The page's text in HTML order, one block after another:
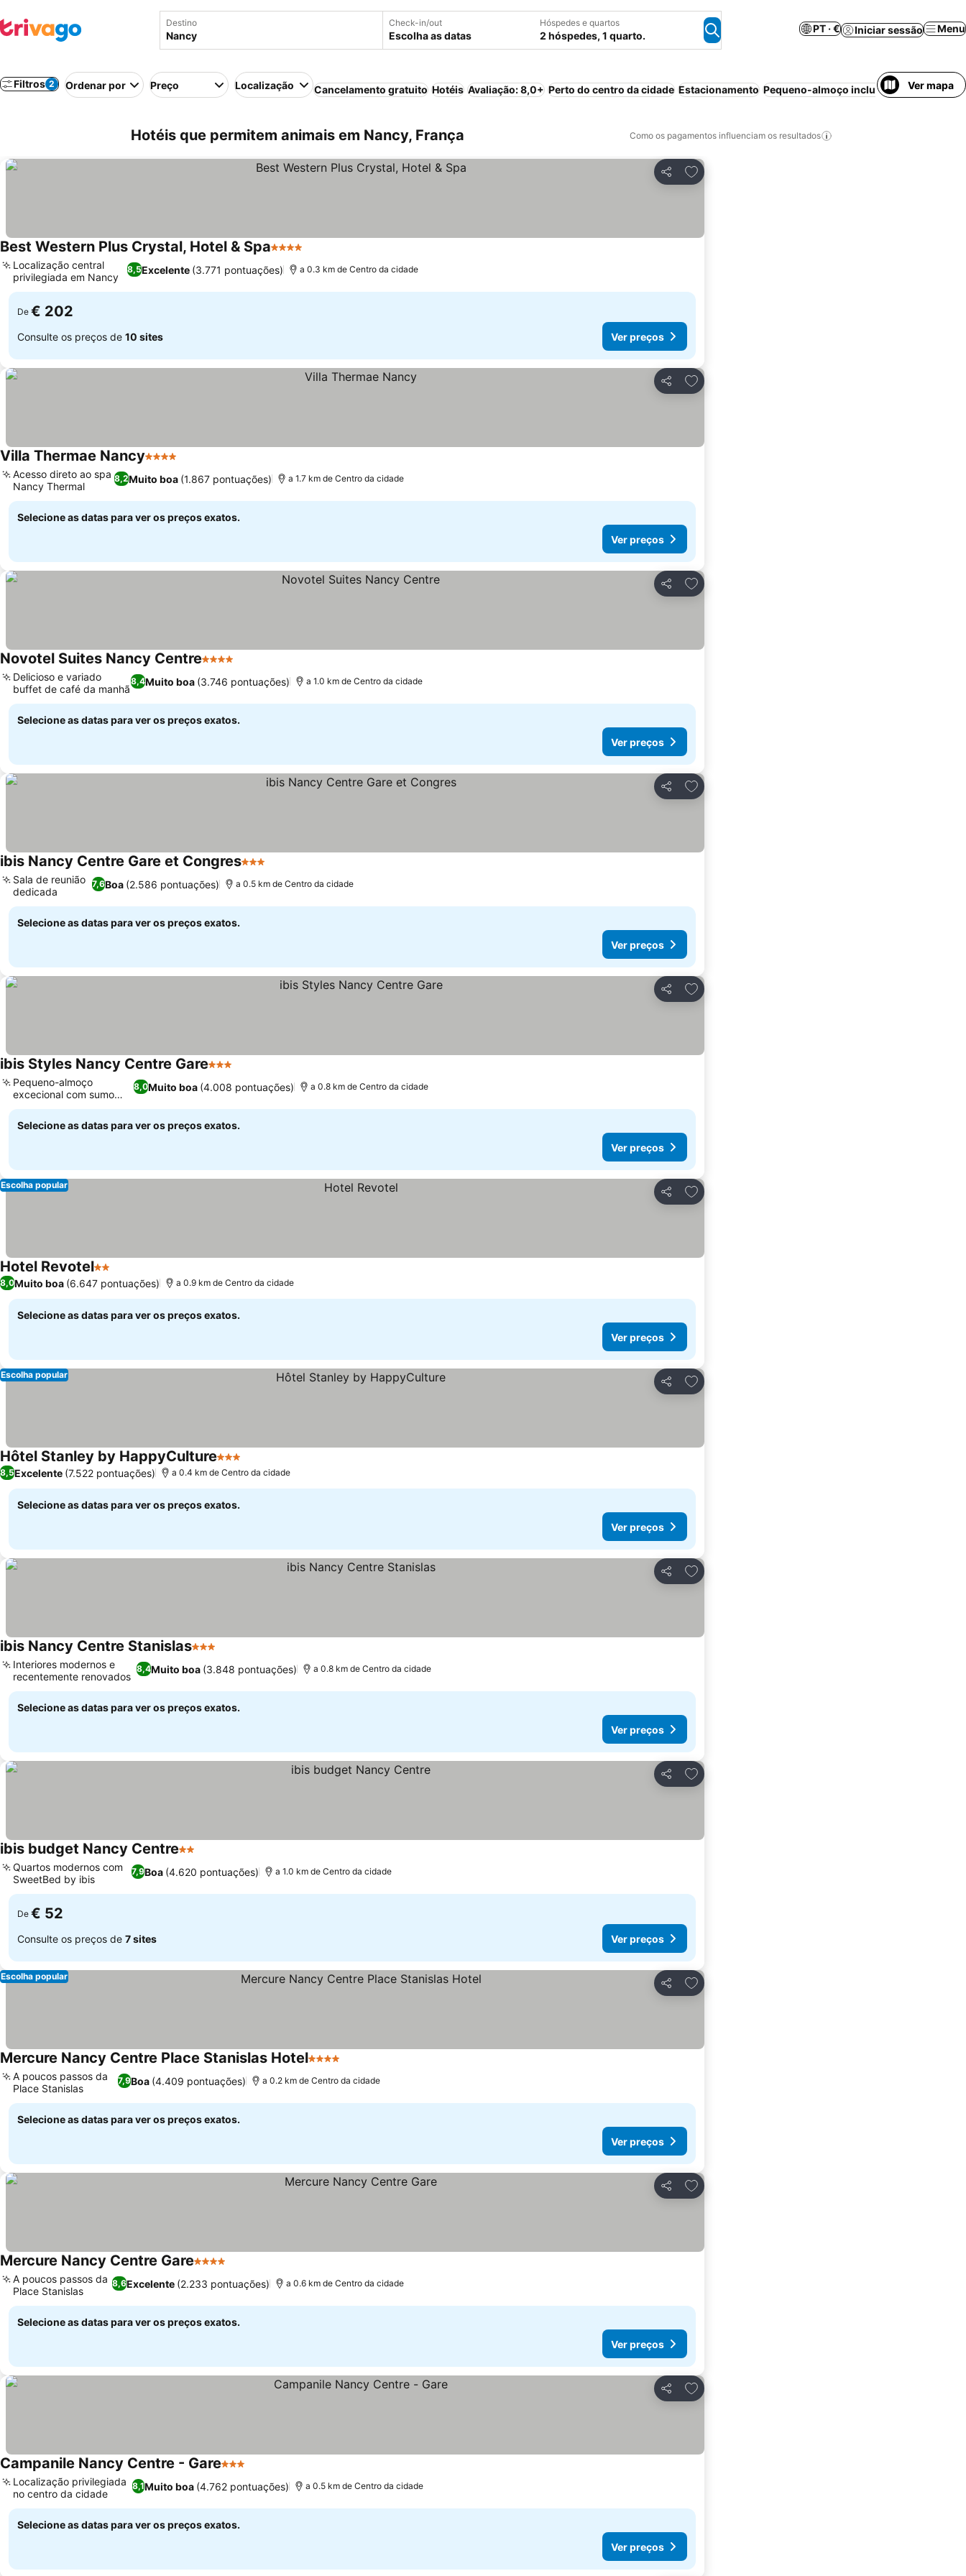
Destino Check-in/out
Escolha as datas
Hóspedes e quartos
2 hóspedes, 1 quarto.
PT · € Iniciar sessão Menu
Filtros 2 Ordenar por Preço Localização Cancelamento gratuito Hotéis Avaliação: 8,0+ Perto do centro da cidade Estacionamento Pequeno-almoço incluído Piscina Ar
Ver mapa
Hotéis que permitem animais em Nancy, França Como os pagamentos influenciam os resultados
Partilhar
Adicionar aos favoritos
Best Western Plus Crystal, Hotel & Spa4 Estrelas
8,5Excelente (3.771 pontuações)
Localização central
privilegiada em Nancy
a 0.3 km de Centro da cidade
De € 202
Consulte os preços de 10 sites Ver preços
Partilhar
Adicionar aos favoritos
Villa Thermae Nancy4 Estrelas
8,2Muito boa (1.867 pontuações)
Acesso direto ao spa
Nancy Thermal
a 1.7 km de Centro da cidade
Selecione as datas para ver os preços exatos.
Ver preços
Partilhar
Adicionar aos favoritos
Novotel Suites Nancy Centre4 Estrelas
8,4Muito boa (3.746 pontuações)
Delicioso e variado
buffet de café da manhã
a 1.0 km de Centro da cidade
Selecione as datas para ver os preços exatos.
Ver preços
Partilhar
Adicionar aos favoritos
ibis Nancy Centre Gare et Congres3 Estrelas
7,6Boa (2.586 pontuações)
Sala de reunião
dedicada
a 0.5 km de Centro da cidade
Selecione as datas para ver os preços exatos.
Ver preços
Partilhar
Adicionar aos favoritos
ibis Styles Nancy Centre Gare3 Estrelas
8,0Muito boa (4.008 pontuações)
Pequeno-almoço
excecional com sumo
fresco
a 0.8 km de Centro da cidade
Selecione as datas para ver os preços exatos.
Ver preços
Partilhar
Adicionar aos favoritos
Escolha popular
Hotel Revotel2 EstrelasVer preços
8,0Muito boa (6.647 pontuações) a 0.9 km de Centro da cidade
Selecione as datas para ver os preços exatos.
Ver preços
Partilhar
Adicionar aos favoritos
Escolha popular
Hôtel Stanley by HappyCulture3 Estrelas
8,5Excelente (7.522 pontuações) a 0.4 km de Centro da cidade
Selecione as datas para ver os preços exatos.
Ver preços
Partilhar
Adicionar aos favoritos
ibis Nancy Centre Stanislas3 Estrelas
8,4Muito boa (3.848 pontuações)
Interiores modernos e
recentemente renovados
a 0.8 km de Centro da cidade
Selecione as datas para ver os preços exatos.
Ver preços
Partilhar
Adicionar aos favoritos
ibis budget Nancy Centre2 Estrelas
7,9Boa (4.620 pontuações)
Quartos modernos com
SweetBed by ibis
a 1.0 km de Centro da cidade
De € 52
Consulte os preços de 7 sites Ver preços
Partilhar
Adicionar aos favoritos
Escolha popular
Mercure Nancy Centre Place Stanislas Hotel4 Estrelas
7,9Boa (4.409 pontuações)
A poucos passos da
Place Stanislas
a 0.2 km de Centro da cidade
Selecione as datas para ver os preços exatos.
Ver preços
Partilhar
Adicionar aos favoritos
Mercure Nancy Centre Gare4 Estrelas
8,6Excelente (2.233 pontuações)
A poucos passos da
Place Stanislas
a 0.6 km de Centro da cidade
Selecione as datas para ver os preços exatos.
Ver preços
Partilhar
Adicionar aos favoritos
Campanile Nancy Centre - Gare3 Estrelas
8,1Muito boa (4.762 pontuações)
Localização privilegiada
no centro da cidade
a 0.5 km de Centro da cidade
Selecione as datas para ver os preços exatos.
Ver preços